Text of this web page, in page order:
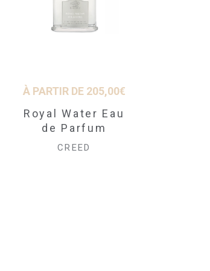
À PARTIR DE 205,00€
Royal Water Eau
de Parfum
CREED